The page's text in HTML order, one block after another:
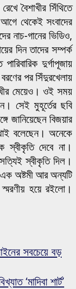
বৈশাখীর সিঁথিতে
থেকেই সংবাদের
নাচ-গানের ভিডিও,
দিন তাদের সম্পর্ক
দুর্গাপূজায়
পর সিঁদুরখেলায়
মেয়েও। ওই সময়
সেই মুহূর্তের ছবি
জানিয়েছেন বিজয়ার
বলেছেন। অনেকে
দেবে না।
স্বীকৃতি দিল।
অষ্টমী আর অন্যটি
হয়ে রইলো।
সবচেয়ে বড়
‘মাদিবা শার্ট’